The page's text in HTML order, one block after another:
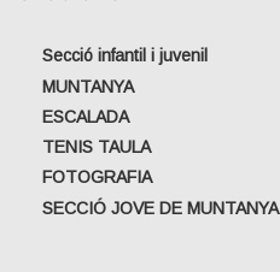
Secció infantil i juvenil
MUNTANYA
ESCALADA
TENIS TAULA
FOTOGRAFIA
SECCIÓ JOVE DE MUNTANYA